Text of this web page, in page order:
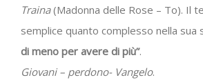
Traina(Madonna delle Rose – To). Il
semplice quanto complesso nella sua
di meno per avere di più”.
Giovani – perdono- Vangelo.